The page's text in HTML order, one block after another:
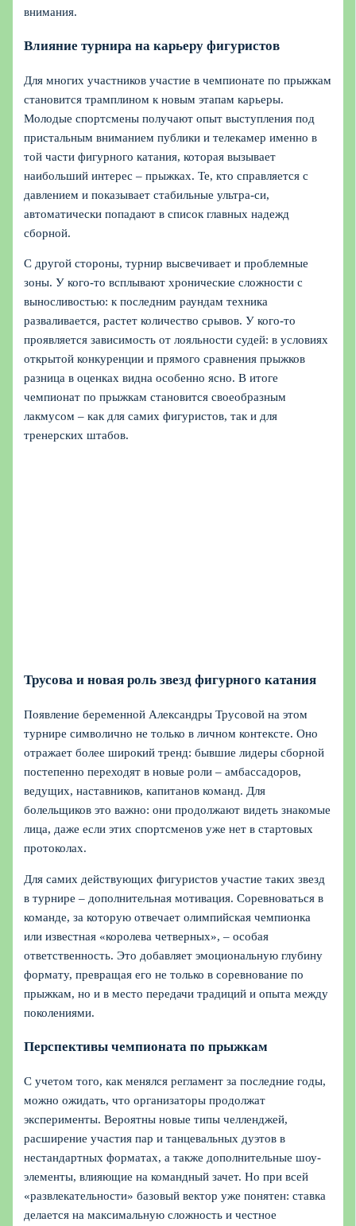
внимания.
Влияние турнира на карьеру фигуристов
Для многих участников участие в чемпионате по прыжкам
становится трамплином к новым этапам карьеры.
Молодые спортсмены получают опыт выступления под
пристальным вниманием публики и телекамер именно в
той части фигурного катания, которая вызывает
наибольший интерес – прыжках. Те, кто справляется с
давлением и показывает стабильные ультра-си,
автоматически попадают в список главных надежд
сборной.
С другой стороны, турнир высвечивает и проблемные
зоны. У кого-то всплывают хронические сложности с
выносливостью: к последним раундам техника
разваливается, растет количество срывов. У кого-то
проявляется зависимость от лояльности судей: в условиях
открытой конкуренции и прямого сравнения прыжков
разница в оценках видна особенно ясно. В итоге
чемпионат по прыжкам становится своеобразным
лакмусом – как для самих фигуристов, так и для
тренерских штабов.
Трусова и новая роль звезд фигурного катания
Появление беременной Александры Трусовой на этом
турнире символично не только в личном контексте. Оно
отражает более широкий тренд: бывшие лидеры сборной
постепенно переходят в новые роли – амбассадоров,
ведущих, наставников, капитанов команд. Для
болельщиков это важно: они продолжают видеть знакомые
лица, даже если этих спортсменов уже нет в стартовых
протоколах.
Для самих действующих фигуристов участие таких звезд
в турнире – дополнительная мотивация. Соревноваться в
команде, за которую отвечает олимпийская чемпионка
или известная «королева четверных», – особая
ответственность. Это добавляет эмоциональную глубину
формату, превращая его не только в соревнование по
прыжкам, но и в место передачи традиций и опыта между
поколениями.
Перспективы чемпионата по прыжкам
С учетом того, как менялся регламент за последние годы,
можно ожидать, что организаторы продолжат
эксперименты. Вероятны новые типы челленджей,
расширение участия пар и танцевальных дуэтов в
нестандартных форматах, а также дополнительные шоу-
элементы, влияющие на командный зачет. Но при всей
«развлекательности» базовый вектор уже понятен: ставка
делается на максимальную сложность и честное